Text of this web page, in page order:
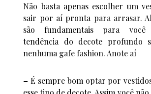
Não basta apenas escolher um
sair por aí pronta para arrasar.
são fundamentais para
tendência do decote profundo
nenhuma gafe fashion. Anote aí
– É sempre bom optar por